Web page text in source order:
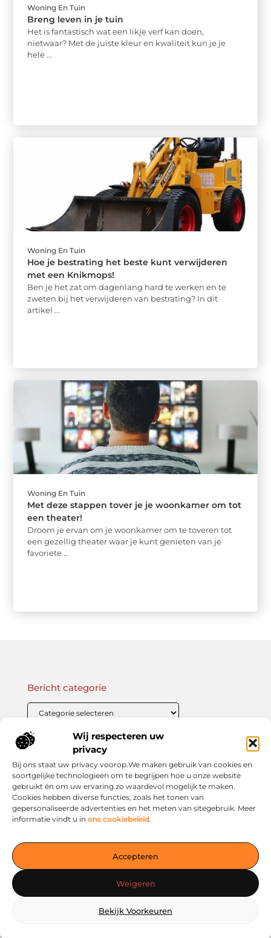
Wij respecteren uw
privacy
Bij ons staat uw privacy voorop.We maken gebruik van cookies en
soortgelijke technologieën om te begrijpen hoe u onze website
gebruikt én om uw ervaring zo waardevol mogelijk te maken.
Cookies hebben diverse functies, zoals het tonen van
gepersonaliseerde advertenties en het meten van sitegebruik. Meer
informatie vindt u in ons cookiebeleid.
Accepteren
Weigeren
Bekijk Voorkeuren
Woning En Tuin
Breng leven in je tuin
Het is fantastisch wat een likje verf kan doen,
nietwaar? Met de juiste kleur en kwaliteit kun je je
hele ...
Woning En Tuin
Hoe je bestrating het beste kunt verwijderen
met een Knikmops!
Ben je het zat om dagenlang hard te werken en te
zweten bij het verwijderen van bestrating? In dit
artikel ...
Woning En Tuin
Met deze stappen tover je je woonkamer om tot
een theater!
Droom je ervan om je woonkamer om te toveren tot
een gezellig theater waar je kunt genieten van je
favoriete ...
— Verken prikkelende blogs, slimme inzichten en praktische
tips voor een bewuster en slimmer leven. Alles overzichtelijk
verzameld op één platform. Begin vandaag nog op living-
smart.nl!
Onze informatie
Bericht categorie